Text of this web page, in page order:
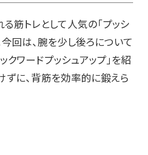
筋トレとして人気の「プッシ
今回は、腕を少し後ろについて
クワードプッシュアップ」を紹
ずに、背筋を効率的に鍛えら